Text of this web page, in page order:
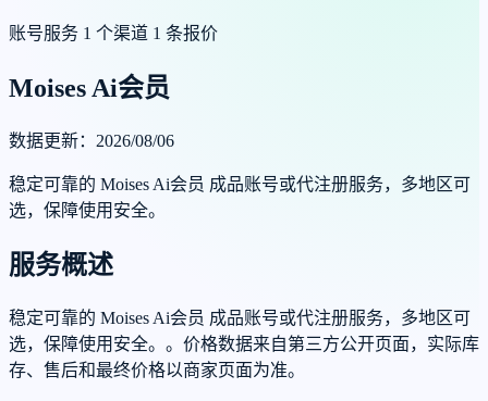
账号服务 1 个渠道 1 条报价
Moises Ai会员
数据更新：2026/08/06
稳定可靠的 Moises Ai会员 成品账号或代注册服务，多地区可
选，保障使用安全。
服务概述
稳定可靠的 Moises Ai会员 成品账号或代注册服务，多地区可
选，保障使用安全。。价格数据来自第三方公开页面，实际库
存、售后和最终价格以商家页面为准。